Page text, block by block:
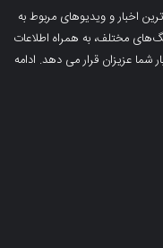
اخبار و ویدیوهای مربوط به
مختلف، به همراه اطلاعات
شما عزیزان قرار می دهد. ادامه